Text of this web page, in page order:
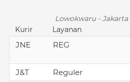
Lowokwaru - Jakarta
Kurir
Layanan
JNE REG
J&T
Reguler